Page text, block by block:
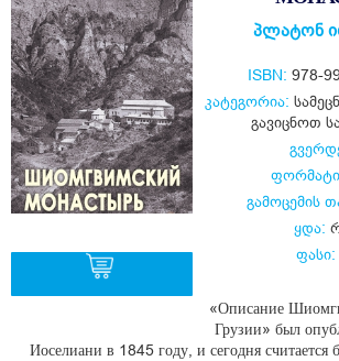
პლატონ
ISBN: 978-
კატეგორია:
გავიცნოთ
გამოცემის
ყდა:
ფასი:
«Описание
Грузии» был
Иоселиани в 1845 году, и сегодня считается